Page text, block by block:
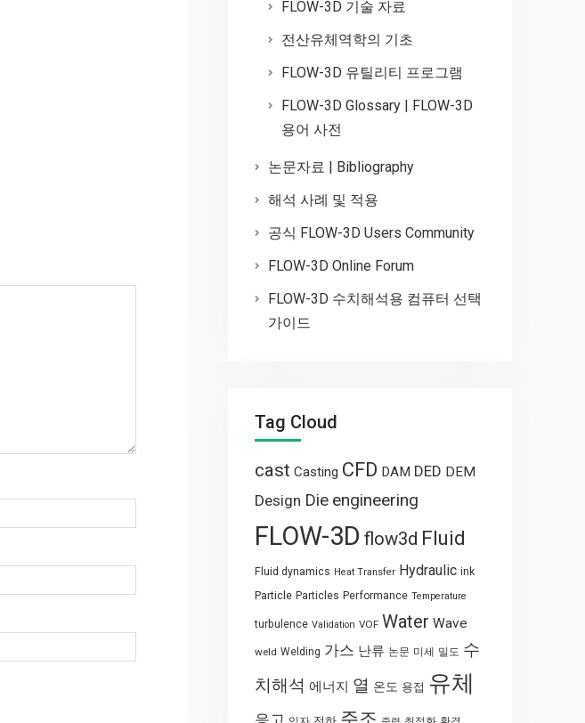
FLOW-3D 기술 자료
전산유체역학의 기초
FLOW-3D 유틸리티 프로그램
FLOW-3D Glossary | FLOW-3D
용어 사전
논문자료 | Bibliography
해석 사례 및 적용
공식 FLOW-3D Users Community
FLOW-3D Online Forum
FLOW-3D 수치해석용 컴퓨터 선택
가이드
Tag Cloud
cast Casting CFD DAM DED DEM
Design Die engineering
FLOW-3D flow3d Fluid
Fluid dynamics Heat Transfer Hydraulic ink
Particle Particles Performance Temperature
turbulence Validation VOF Water Wave
weld Welding 가스 난류 논문 미세 밀도 수
치해석 에너지 열 온도 용접 유체
응고 주조